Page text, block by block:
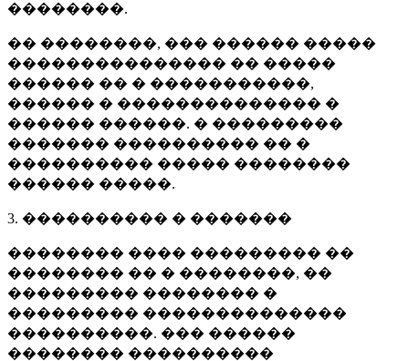
��������.
�� ��������, ��� ������ �����
��������������� �� �����
������ �� � �����������,
������ � �������������� �
������ ������. � ���������
������� ���������� �� �
���������� ����� ��������
������ �����.
3. ���������� � �������
�������� ���� ��������� ��
�������� �� � ��������, ��
��������� �������� �
��������� ��������������
����������. ��� ������
�������� ����������